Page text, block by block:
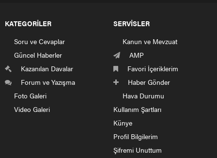
KATEGORİLER
Soru ve Cevaplar
Güncel Haberler
Kazanılan Davalar
Forum ve Yazışma
Foto Galeri
Video Galeri
SERVİSLER
Kanun ve Mevzuat
AMP
Favori İçeriklerim
Haber Gönder
Hava Durumu
Kullanım Şartları
Künye
Profil Bilgilerim
Şifremi Unuttum